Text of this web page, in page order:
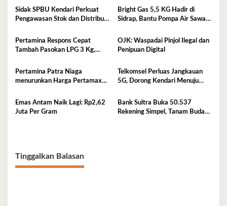
Sidak SPBU Kendari Perkuat
Pengawasan Stok dan Distribusi
Bright Gas 5,5 KG Hadir di
Sidrap, Bantu Pompa Air Sawah
Elpiji 3 Kg
Pertamina Respons Cepat
Tambah Pasokan LPG 3 Kg,
Selatan Berlangsung Kondusif
OJK: Waspadai Pinjol Ilegal dan
Penipuan Digital
Pertamina Patra Niaga
menurunkan Harga Pertamax
Telkomsel Perluas Jangkauan
5G, Dorong Kendari Menuju
Emas Antam Naik Lagi: Rp2,62
Juta Per Gram
Bank Sultra Buka 50.537
Rekening Simpel, Tanam Budaya
Tinggalkan Balasan